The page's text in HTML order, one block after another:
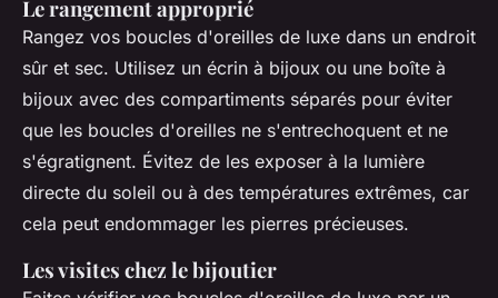
Le rangement approprié
Rangez vos boucles d'oreilles de luxe dans un endroit
sûr et sec. Utilisez un écrin à bijoux ou une boîte à
bijoux avec des compartiments séparés pour éviter
que les boucles d'oreilles ne s'entrechoquent et ne
s'égratignent. Évitez de les exposer à la lumière
directe du soleil ou à des températures extrêmes, car
cela peut endommager les pierres précieuses.
Les visites chez le bijoutier